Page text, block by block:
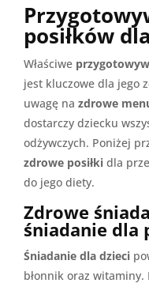
posiłków
Właściwe
jest kluczowe dla jego
uwagę na zdrowe
dostarczy dziecku
odżywczych. Poniżej
zdrowe posiłki dla
do jego diety.
Zdrowe
śniadanie dla
Śniadanie dla dzieci
błonnik oraz witaminy.